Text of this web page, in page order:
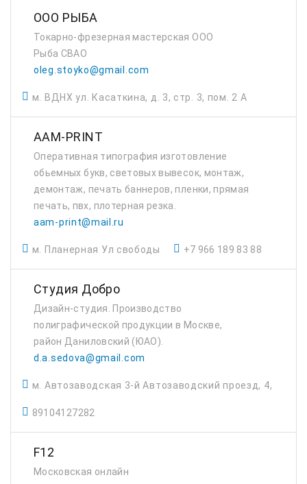
ООО РЫБА
Токарно-фрезерная мастерская ООО
Рыба СВАО
oleg.stoyko@gmail.com
м. ВДНХ ул. Касаткина, д. 3, стр. 3, пом. 2 А
AAM-PRINT
Оперативная типография изготовление
обьемных букв, световых вывесок, монтаж,
демонтаж, печать баннеров, пленки, прямая
печать, пвх, плотерная резка.
aam-print@mail.ru
м. Планерная Ул свободы +7 966 189 83 88
Студия Добро
Дизайн-студия. Производство
полиграфической продукции в Москве,
район Даниловский (ЮАО).
d.a.sedova@gmail.com
м. Автозаводская 3-й Автозаводский проезд, 4,
89104127282
F12
Московская онлайн